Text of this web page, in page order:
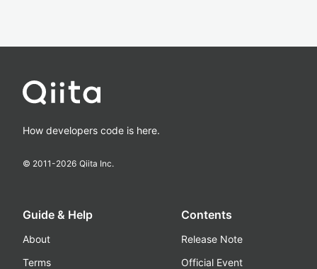
How developers code is here.
© 2011-2026 Qiita Inc.
Guide & Help
About
Terms
Contents
Release Note
Official Event